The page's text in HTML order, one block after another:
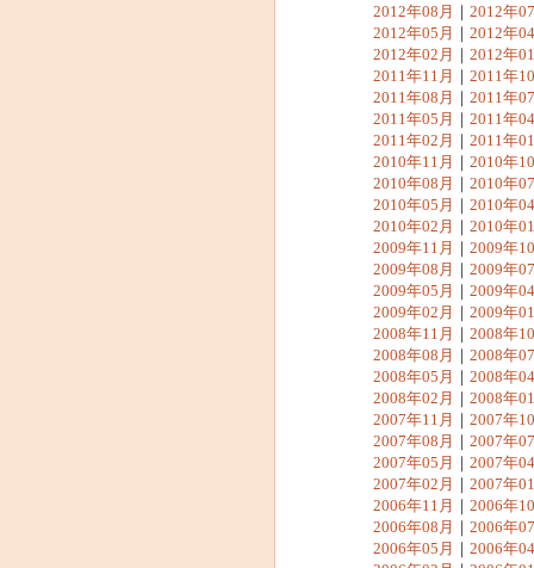
2012年08月 ｜ 2012年
2012年05月 ｜ 2012年
2012年02月 ｜ 2012年
2011年11月 ｜ 2011年
2011年08月 ｜ 2011年
2011年05月 ｜ 2011年
2011年02月 ｜ 2011年
2010年11月 ｜ 2010年
2010年08月 ｜ 2010年
2010年05月 ｜ 2010年
2010年02月 ｜ 2010年
2009年11月 ｜ 2009年
2009年08月 ｜ 2009年
2009年05月 ｜ 2009年
2009年02月 ｜ 2009年
2008年11月 ｜ 2008年
2008年08月 ｜ 2008年
2008年05月 ｜ 2008年
2008年02月 ｜ 2008年
2007年11月 ｜ 2007年
2007年08月 ｜ 2007年
2007年05月 ｜ 2007年
2007年02月 ｜ 2007年
2006年11月 ｜ 2006年
2006年08月 ｜ 2006年
2006年05月 ｜ 2006年